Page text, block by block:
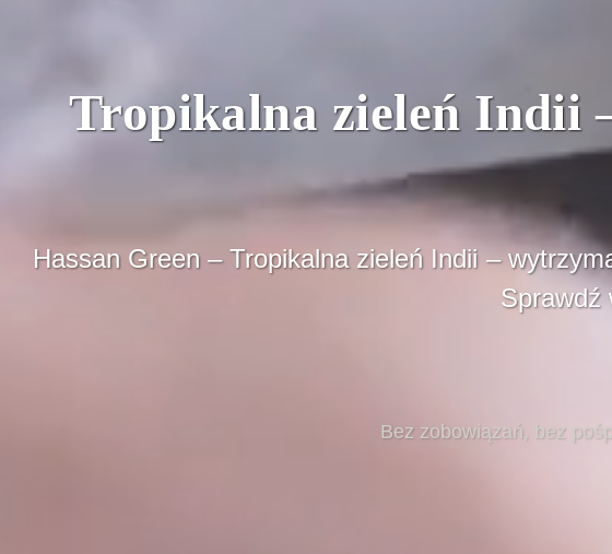
Tropikalna zieleń Indii
Hassan Green – Tropikalna zieleń Indii –
Sprawdź
Bez zobowiązań, bez